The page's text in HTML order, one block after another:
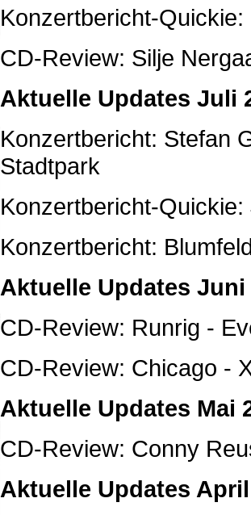
Konzertbericht-
CD-Review: Silje
Aktuelle Updates Juli
Konzertbericht: Stefan
Stadtpark
Konzertbericht-
Konzertbericht:
Aktuelle Updates Juni
CD-Review: Runrig -
CD-Review: Chicago -
Aktuelle Updates Mai
CD-Review: Conny
Aktuelle Updates